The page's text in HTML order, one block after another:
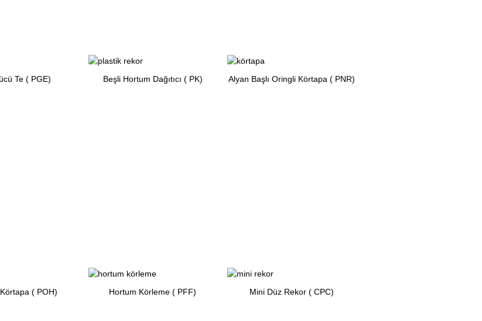
Te ( PGE) Beşli Hortum Dağıtıcı ( PK) Alyan Başlı Oringli Körtapa ( PNR)
( POH) Hortum Körleme ( PFF) Mini Düz Rekor ( CPC)